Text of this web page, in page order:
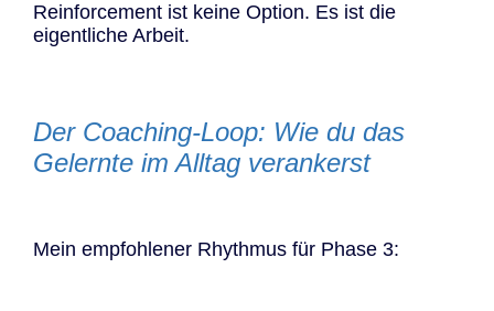
Reinforcement ist keine Option. Es ist die
eigentliche Arbeit.
Der Coaching-Loop: Wie du das
Gelernte im Alltag verankerst
Mein empfohlener Rhythmus für Phase 3: